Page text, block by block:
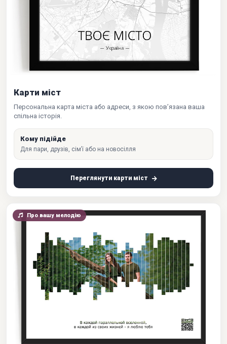
Карти міст
Персональна карта міста або адреси, з якою пов’язана ваша
спільна історія.
Кому підійде
Для пари, друзів, сім’ї або на новосілля
Переглянути карти міст
Про вашу мелодію